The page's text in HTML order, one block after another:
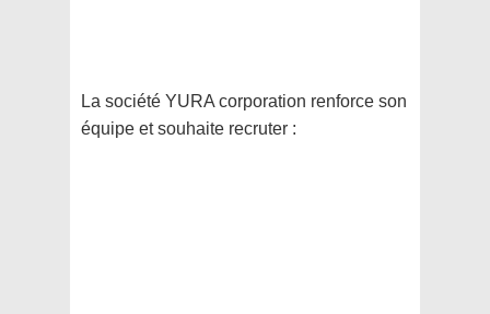
La société YURA corporation renforce son
équipe et souhaite recruter :